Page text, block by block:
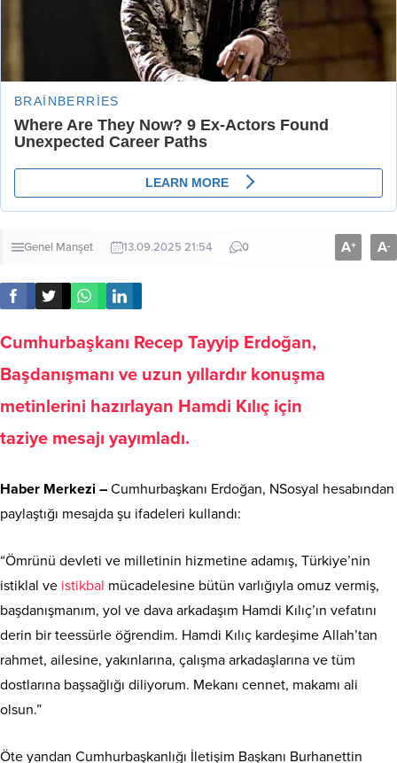
Genel Manşet 13.09.2025 21:54 0 A+ A-
Cumhurbaşkanı Recep Tayyip Erdoğan,
Başdanışmanı ve uzun yıllardır konuşma
metinlerini hazırlayan Hamdi Kılıç için
taziye mesajı yayımladı.
Haber Merkezi – Cumhurbaşkanı Erdoğan, NSosyal hesabından
paylaştığı mesajda şu ifadeleri kullandı:
“Ömrünü devleti ve milletinin hizmetine adamış, Türkiye’nin
istiklal ve istikbal mücadelesine bütün varlığıyla omuz vermiş,
başdanışmanım, yol ve dava arkadaşım Hamdi Kılıç’ın vefatını
derin bir teessürle öğrendim. Hamdi Kılıç kardeşime Allah’tan
rahmet, ailesine, yakınlarına, çalışma arkadaşlarına ve tüm
dostlarına başsağlığı diliyorum. Mekanı cennet, makamı ali
olsun.”
Öte yandan Cumhurbaşkanlığı İletişim Başkanı Burhanettin